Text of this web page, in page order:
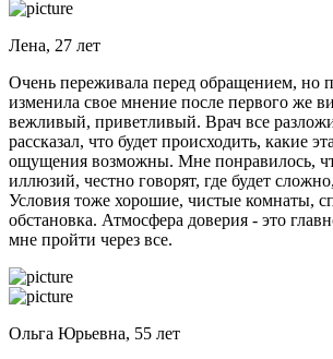
Лена, 27 лет
Очень переживала перед обращением, но
изменила свое мнение после первого же
вежливый, приветливый. Врач все
рассказал, что будет происходить, какие
ощущения возможны. Мне понравилось,
иллюзий, честно говорят, где будет
Условия тоже хорошие, чистые комнаты,
обстановка. Атмосфера доверия - это
мне пройти через все.
Ольга Юрьевна, 55 лет